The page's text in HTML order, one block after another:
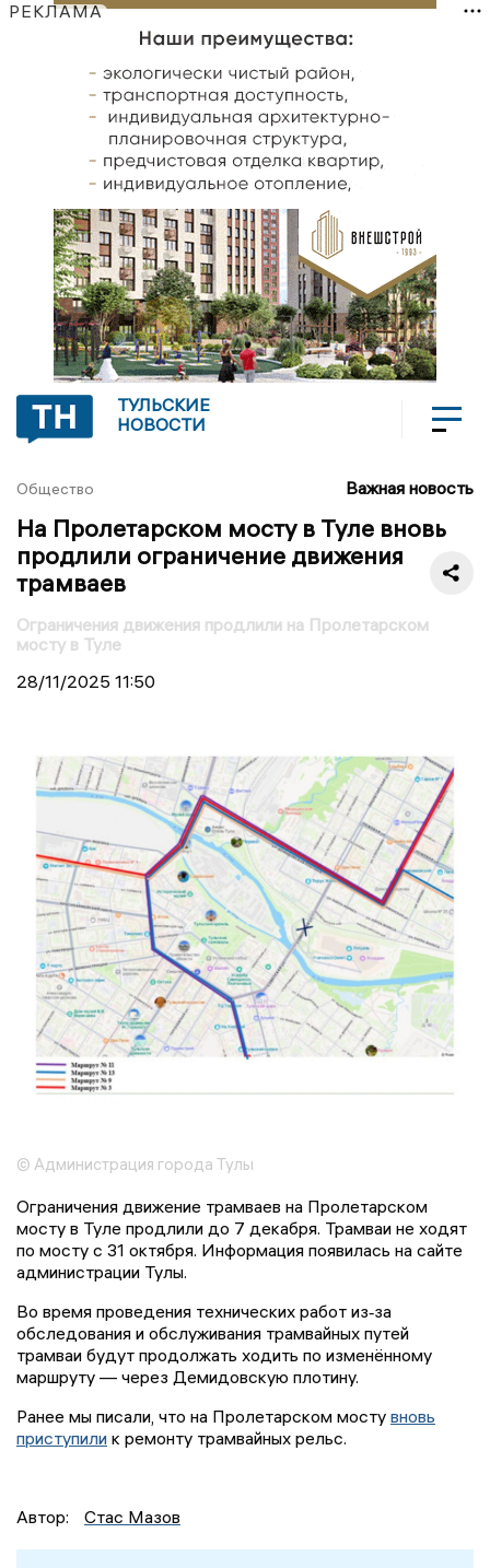
РЕКЛАМА
ТУЛЬСКИЕ
НОВОСТИ
Общество Важная новость
На Пролетарском мосту в Туле вновь
продлили ограничение движения
трамваев
Ограничения движения продлили на Пролетарском
мосту в Туле
28/11/2025 11:50
© Администрация города Тулы
Ограничения движение трамваев на Пролетарском
мосту в Туле продлили до 7 декабря. Трамваи не ходят
по мосту с 31 октября. Информация появилась на сайте
администрации Тулы.
Во время проведения технических работ из‑за
обследования и обслуживания трамвайных путей
трамваи будут продолжать ходить по изменённому
маршруту — через Демидовскую плотину.
Ранее мы писали, что на Пролетарском мосту вновь
приступили к ремонту трамвайных рельс.
Автор: Стас Мазов